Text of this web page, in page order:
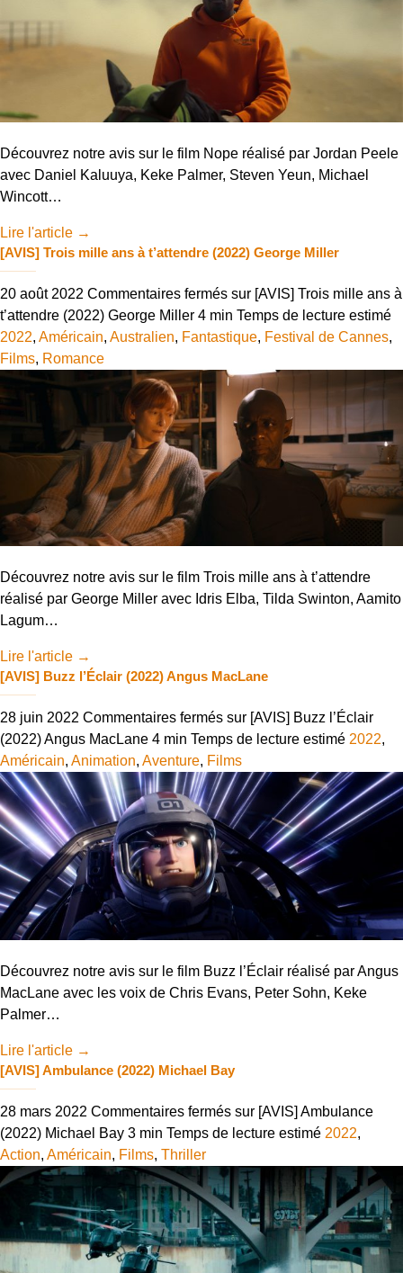
Découvrez notre avis sur le film Nope réalisé par Jordan Peele
avec Daniel Kaluuya, Keke Palmer, Steven Yeun, Michael
Wincott…
Lire l'article →
[AVIS] Trois mille ans à t’attendre (2022) George Miller
20 août 2022 Commentaires fermés sur [AVIS] Trois mille ans à
t’attendre (2022) George Miller 4 min Temps de lecture estimé
2022, Américain, Australien, Fantastique, Festival de Cannes,
Films, Romance
Découvrez notre avis sur le film Trois mille ans à t’attendre
réalisé par George Miller avec Idris Elba, Tilda Swinton, Aamito
Lagum…
Lire l'article →
[AVIS] Buzz l’Éclair (2022) Angus MacLane
28 juin 2022 Commentaires fermés sur [AVIS] Buzz l’Éclair
(2022) Angus MacLane 4 min Temps de lecture estimé 2022,
Américain, Animation, Aventure, Films
Découvrez notre avis sur le film Buzz l’Éclair réalisé par Angus
MacLane avec les voix de Chris Evans, Peter Sohn, Keke
Palmer…
Lire l'article →
[AVIS] Ambulance (2022) Michael Bay
28 mars 2022 Commentaires fermés sur [AVIS] Ambulance
(2022) Michael Bay 3 min Temps de lecture estimé 2022,
Action, Américain, Films, Thriller